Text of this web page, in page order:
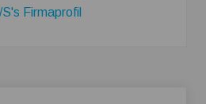
Firmaprofil